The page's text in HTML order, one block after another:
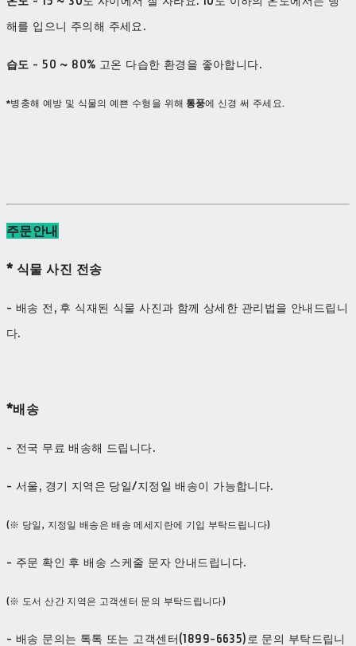
해를 입으니 주의해 주세요.
습도 - 50 ~ 80% 고온 다습한 환경을 좋아합니다.
*병충해 예방 및 식물의 예쁜 수형을 위해 통풍에 신경 써 주세요.
주문안내
* 식물 사진 전송
- 배송 전, 후 식재된 식물 사진과 함께 상세한 관리법을 안내드립니
다.
*배송
- 전국 무료 배송해 드립니다.
- 서울, 경기 지역은 당일/지정일 배송이 가능합니다.
(※ 당일, 지정일 배송은 배송 메세지란에 기입 부탁드립니다)
- 주문 확인 후 배송 스케줄 문자 안내드립니다.
(※ 도서 산간 지역은 고객센터 문의 부탁드립니다)
- 배송 문의는 톡톡 또는 고객센터(1899-6635)로 문의 부탁드립니